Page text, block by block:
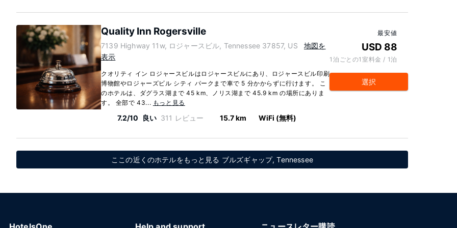
Quality Inn Rogersville
7139 Highway 11w, ロジャースビル, Tennessee 37857, US
地図を
表示
クオリティ イン ロジャースビルはロジャースビルにあり、ロジャースビル印刷
博物館やロジャーズビル シティ パークまで車で 5 分かからずに行けます。 こ
のホテルは、ダグラス湖まで 45 km、ノリス湖まで 45.9 km の場所にありま
す。 全部で 43... もっと見る
7.2/10 良い 311 レビュー 15.7 km WiFi (無料)
最安値
USD 88
1泊ごとの1室料金 / 1泊
選択
ここの近くのホテルをもっと見る ブルズギャップ, Tennessee